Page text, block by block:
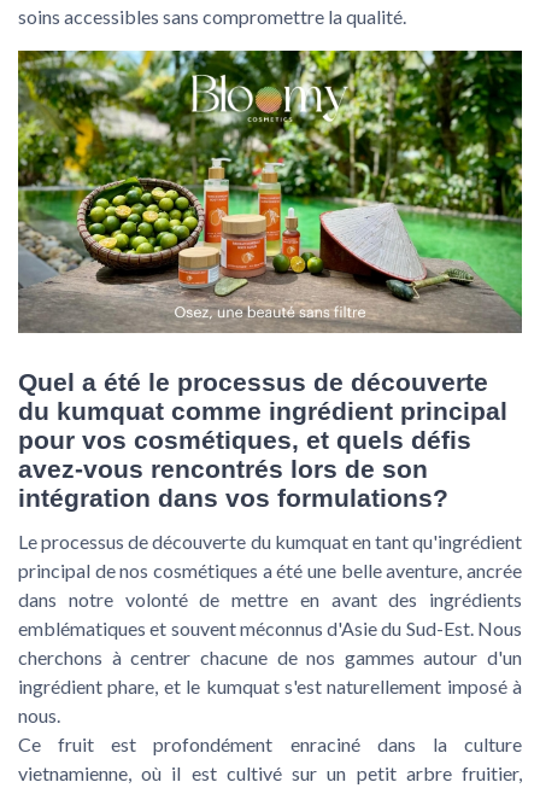
soins accessibles sans compromettre la qualité.
Quel a été le processus de découverte
du kumquat comme ingrédient principal
pour vos cosmétiques, et quels défis
avez-vous rencontrés lors de son
intégration dans vos formulations?
Le processus de découverte du kumquat en tant qu'ingrédient
principal de nos cosmétiques a été une belle aventure, ancrée
dans notre volonté de mettre en avant des ingrédients
emblématiques et souvent méconnus d'Asie du Sud-Est. Nous
cherchons à centrer chacune de nos gammes autour d'un
ingrédient phare, et le kumquat s'est naturellement imposé à
nous.
Ce fruit est profondément enraciné dans la culture
vietnamienne, où il est cultivé sur un petit arbre fruitier,